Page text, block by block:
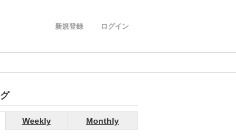
ログイン
新規登録
Weekly Monthly